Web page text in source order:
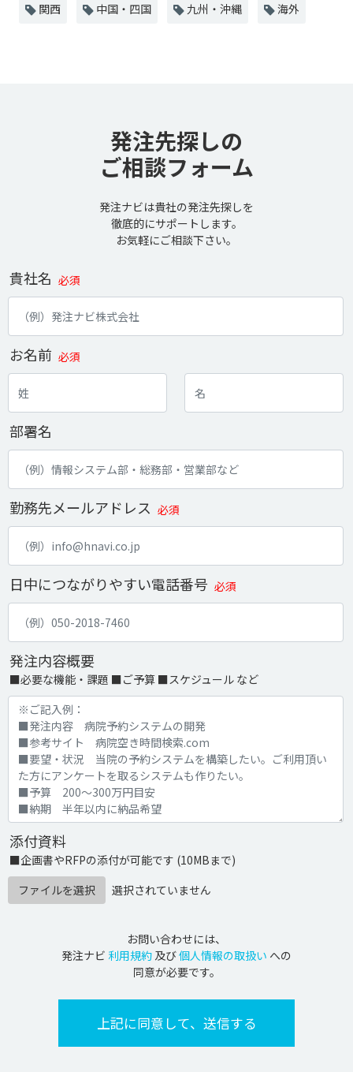
関西 中国・四国 九州・沖縄 海外
発注先探しの
ご相談フォーム
発注ナビは貴社の発注先探しを
徹底的にサポートします。
お気軽にご相談下さい。
貴社名 必須
お名前 必須
部署名
勤務先メールアドレス 必須
日中につながりやすい電話番号 必須
発注内容概要
■必要な機能・課題 ■ご予算 ■スケジュール など
添付資料
■企画書やRFPの添付が可能です (10MBまで)
ファイルを選択
選択されていません
お問い合わせには、
発注ナビ 利用規約 及び個人情報の取扱い への
同意が必要です。